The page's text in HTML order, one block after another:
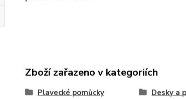
Zboží zařazeno v kategoriích
Plavecké pomůcky Desky a